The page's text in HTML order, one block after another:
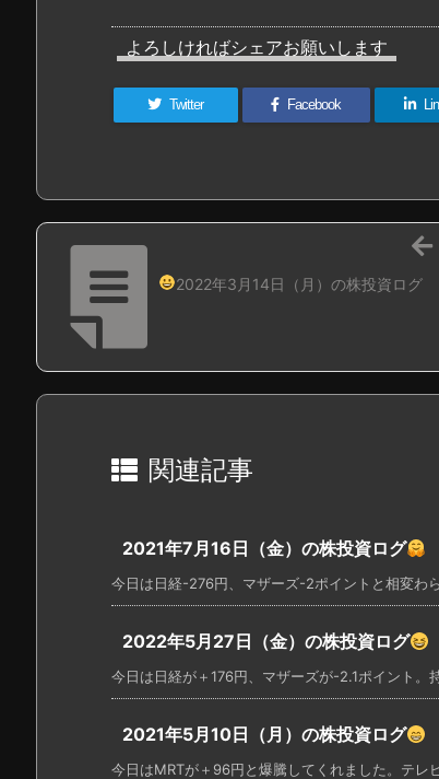
よろしければシェアお願いします
Twitter Facebook
2022年3月14日（月）の株投資ログ
関連記事
2021年7月16日（金）の株投資ログ
今日は日経-276円、マザーズ-2ポイントと相変わ
2022年5月27日（金）の株投資ログ
今日は日経が＋176円、マザーズが-2.1ポイント。
2021年5月10日（月）の株投資ログ
今日はMRTが＋96円と爆騰してくれました。テレ